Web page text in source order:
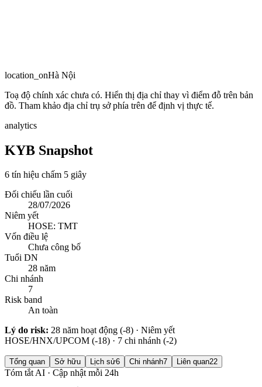
location_onHà Nội
Toạ độ chính xác chưa có. Hiển thị địa chỉ thay vì điểm đỗ trên bản
đồ. Tham khảo địa chỉ trụ sở phía trên để định vị thực tế.
analytics
KYB Snapshot
6 tín hiệu chấm 5 giây
Đối chiếu lần cuối
28/07/2026
Niêm yết
HOSE: TMT
Vốn điều lệ
Chưa công bố
Tuổi DN
28 năm
Chi nhánh
7
Risk band
An toàn
Lý do risk: 28 năm hoạt động (-8) · Niêm yết
HOSE/HNX/UPCOM (-18) · 7 chi nhánh (-2)
Tổng quan Sở hữu Lịch sử6 Chi nhánh7 Liên quan22
Tóm tắt AI · Cập nhật mỗi 24h